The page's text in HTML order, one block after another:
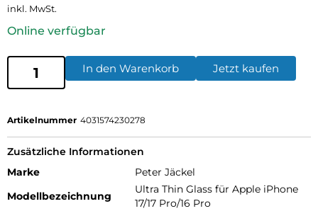
inkl. MwSt.
Online verfügbar
In den Warenkorb Jetzt kaufen
Artikelnummer 4031574230278
Zusätzliche Informationen
Marke
Peter Jäckel
Modellbezeichnung
Ultra Thin Glass für Apple iPhone
17/17 Pro/16 Pro